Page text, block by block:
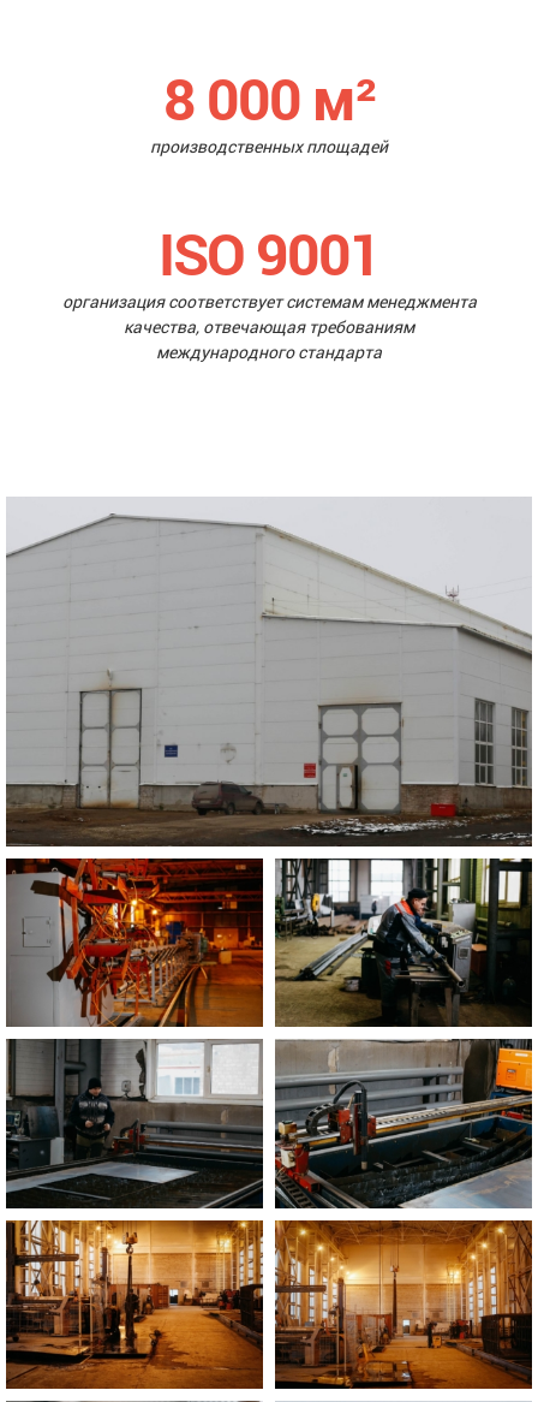
8 000 м²
производственных площадей
ISO 9001
организация соответствует системам менеджмента
качества, отвечающая требованиям
международного стандарта